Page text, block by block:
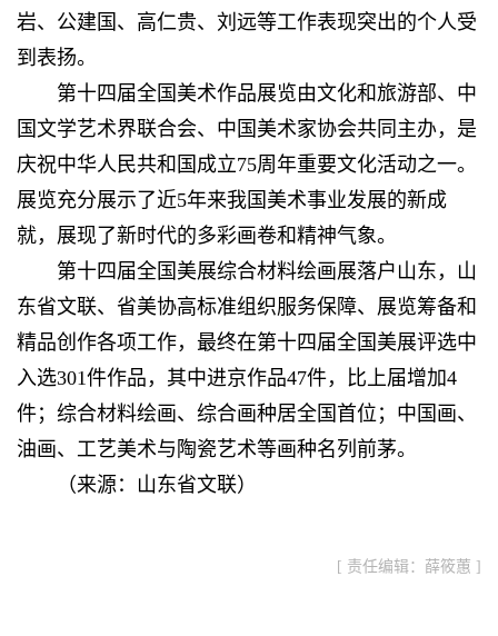
岩、公建国、高仁贵、刘远等工作表现突出的个人受
到表扬。
第十四届全国美术作品展览由文化和旅游部、中
国文学艺术界联合会、中国美术家协会共同主办，是
庆祝中华人民共和国成立75周年重要文化活动之一。
展览充分展示了近5年来我国美术事业发展的新成
就，展现了新时代的多彩画卷和精神气象。
第十四届全国美展综合材料绘画展落户山东，山
东省文联、省美协高标准组织服务保障、展览筹备和
精品创作各项工作，最终在第十四届全国美展评选中
入选301件作品，其中进京作品47件，比上届增加4
件；综合材料绘画、综合画种居全国首位；中国画、
油画、工艺美术与陶瓷艺术等画种名列前茅。
（来源：山东省文联）
[ 责任编辑：薛筱蕙 ]